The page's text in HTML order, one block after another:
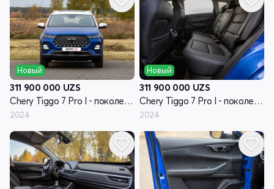
Новый
311 900 000 UZS
Chery Tiggo 7 Pro I - поколение
2024
Новый
311 900 000 UZS
Chery Tiggo 7 Pro I - поколение
2024